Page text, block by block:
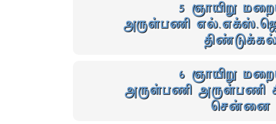
5 ஞாயிறு
அருள்பணி
6 ஞாயிறு
அருள்பணி அருள்பணி
சென்னை